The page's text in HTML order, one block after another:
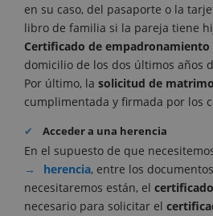
en su caso, del pasaporte o la
libro de familia si la pareja tiene
Certificado de empadronamiento
domicilio de los dos últimos años
Por último, la solicitud de
cumplimentada y firmada por los
Acceder a una herencia
En el supuesto de que
herencia, entre los
necesitaremos están, el
necesario para solicitar el